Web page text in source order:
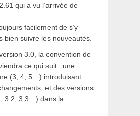
qui a vu l’arrivée de
facilement de s’y
bien suivre les nouveautés.
3.0, la convention de
ce qui suit : une
(3, 4, 5…) introduisant
et des versions
3.2, 3.3…) dans la